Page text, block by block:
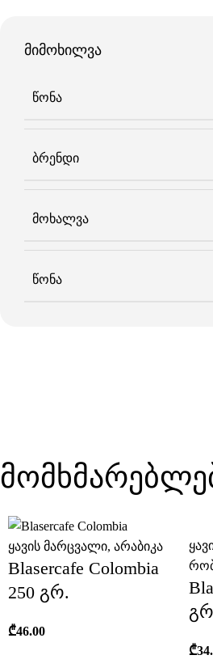
მიმოხილვა
ᲬᲝᲜᲐ
ᲑᲠᲔᲜᲓᲘ
ᲛᲝᲮᲐᲚᲕᲐ
ᲬᲝᲜᲐ
ყავის მარცვალი, არაბიკა
Blasercafe Colombia
250 გრ.
₾46.00
₾